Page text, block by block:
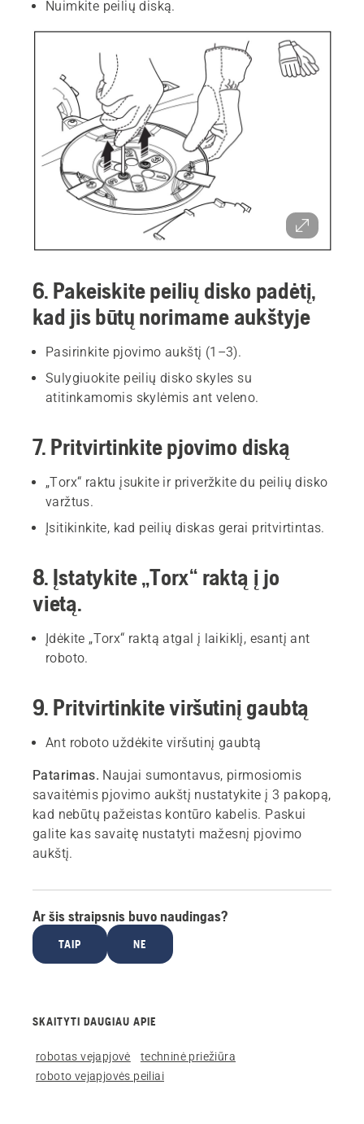
Nuimkite peilių diską.
6. Pakeiskite peilių disko padėtį,
kad jis būtų norimame aukštyje
Pasirinkite pjovimo aukštį (1–3).
Sulygiuokite peilių disko skyles su
atitinkamomis skylėmis ant veleno.
7. Pritvirtinkite pjovimo diską
„Torx“ raktu įsukite ir priveržkite du peilių disko
varžtus.
Įsitikinkite, kad peilių diskas gerai pritvirtintas.
8. Įstatykite „Torx“ raktą į jo
vietą.
Įdėkite „Torx“ raktą atgal į laikiklį, esantį ant
roboto.
9. Pritvirtinkite viršutinį gaubtą
Ant roboto uždėkite viršutinį gaubtą
Patarimas. Naujai sumontavus, pirmosiomis
savaitėmis pjovimo aukštį nustatykite į 3 pakopą,
kad nebūtų pažeistas kontūro kabelis. Paskui
galite kas savaitę nustatyti mažesnį pjovimo
aukštį.
Ar šis straipsnis buvo naudingas?
TAIP NE
SKAITYTI DAUGIAU APIE
robotas vejapjovė
techninė priežiūra
roboto vejapjovės peiliai